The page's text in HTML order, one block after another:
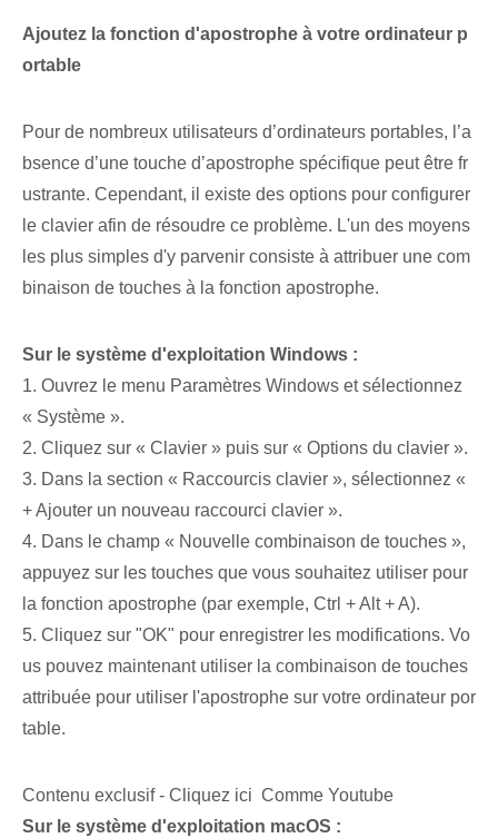
Ajoutez⁢ la fonction d'apostrophe à votre ordinateur p
ortable
Pour de nombreux utilisateurs d’ordinateurs portables, l’a
bsence d’une touche d’apostrophe spécifique peut être fr
ustrante. Cependant, il existe des options pour configurer
le clavier afin de résoudre ce problème. L'un des moyens
les plus simples d'y parvenir consiste à attribuer une com
binaison de touches à la fonction apostrophe.​
Sur le système d'exploitation Windows :
1. Ouvrez le menu Paramètres Windows et⁢ sélectionnez
« Système ».
2. Cliquez sur « Clavier » puis sur « Options du clavier ».
3. Dans la section « Raccourcis clavier », sélectionnez «
+⁤ Ajouter un nouveau raccourci clavier ».
4. Dans le champ « Nouvelle combinaison de touches »,
appuyez sur les touches⁢ que vous souhaitez utiliser pour
la fonction apostrophe (par exemple, Ctrl + Alt + A).
5. Cliquez sur "OK" pour enregistrer les modifications. Vo
us pouvez maintenant utiliser la combinaison de touches
attribuée⁣ pour utiliser l'apostrophe sur votre ordinateur por
table.
Contenu exclusif - Cliquez ici Comme Youtube
Sur le système d'exploitation macOS :